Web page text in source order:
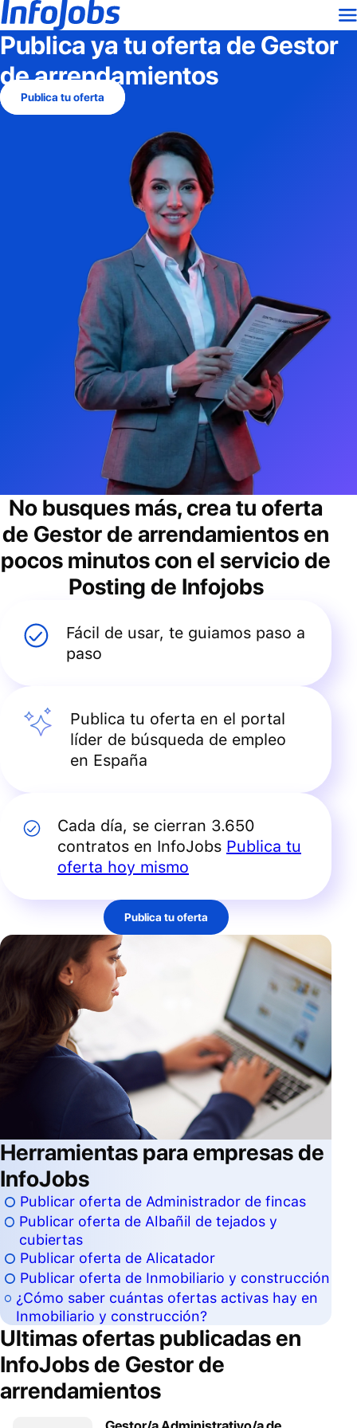
Publica ya tu oferta de Gestor
de arrendamientos
Publica tu oferta
No busques más, crea tu oferta
de Gestor de arrendamientosen
pocos minutos con el servicio de
Posting de Infojobs
Fácil de usar, te guiamos paso a
paso
Publica tu oferta en el portal
líder de búsqueda de empleo
en España
Cada día, se cierran 3.650
contratos en InfoJobs Publica tu
oferta hoy mismo
Publica tu oferta
Herramientas para empresas de
InfoJobs
Publicar oferta de Administrador de fincas
Publicar oferta de Albañil de tejados y
cubiertas
Publicar oferta de Alicatador
Publicar oferta de Inmobiliario y construcción
¿Cómo saber cuántas ofertas activas hay en
Inmobiliario y construcción?
Ultimas ofertas publicadas en
InfoJobs de Gestor de
arrendamientos